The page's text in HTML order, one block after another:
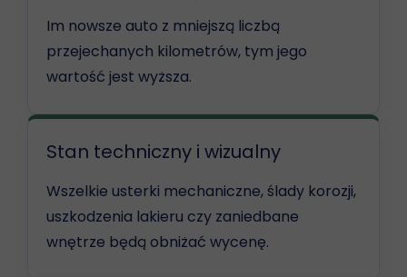
Im nowsze auto z mniejszą liczbą
przejechanych kilometrów, tym jego
wartość jest wyższa.
Stan techniczny i wizualny
Wszelkie usterki mechaniczne, ślady korozji,
uszkodzenia lakieru czy zaniedbane
wnętrze będą obniżać wycenę.